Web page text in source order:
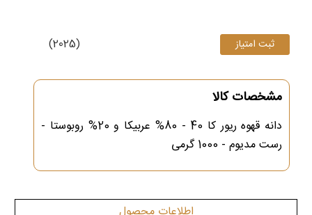
(2025)
مشخصات کالا
دانه قهوه ریور کا 40 - 80% عربیکا و 20% روبوستا -
رست مدیوم - 1000 گرمی